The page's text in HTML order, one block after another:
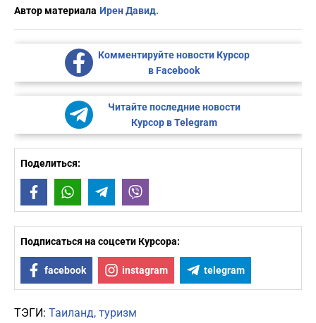
Автор материала Ирен Давид.
Комментируйте новости Курсор
в Facebook
Читайте последние новости
Курсор в Telegram
Поделиться:
FacebookWhatsAppTelegram
Подписаться на соцсети Курсора:
facebook instagram telegram
ТЭГИ: Таиланд туризм